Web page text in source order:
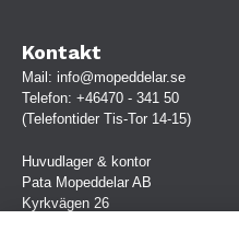
Kontakt
Mail: info@mopeddelar.se
Telefon: +46470 - 341 50
(Telefontider Tis-Tor 14-15)
Huvudlager & kontor
Pata Mopeddelar AB
Kyrkvägen 26